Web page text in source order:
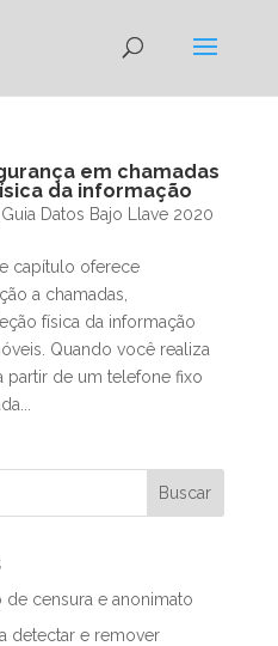
em chamadas
da informação
Guia Datos Bajo Llave 2020
capítulo oferece
a chamadas,
física da informação
Quando você realiza
partir de um telefone fixo
de censura e anonimato
detectar e remover